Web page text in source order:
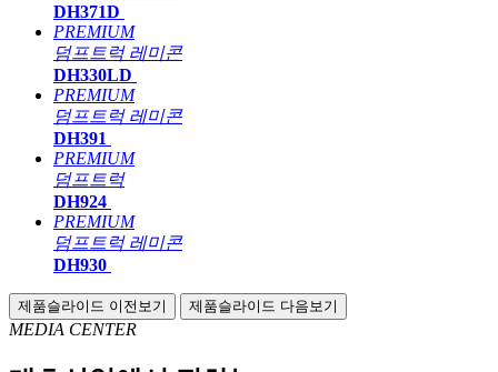
DH371D
PREMIUM
덤프트럭 레미콘
DH330LD
PREMIUM
덤프트럭 레미콘
DH391
PREMIUM
덤프트럭
DH924
PREMIUM
덤프트럭 레미콘
DH930
제품슬라이드 이전보기 제품슬라이드 다음보기
MEDIA CENTER